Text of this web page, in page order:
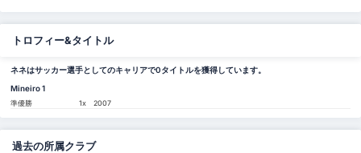
トロフィー&タイトル
ネネはサッカー選手としてのキャリアで0タイトルを獲得しています。
Mineiro 1
準優勝 1x 2007
過去の所属クラブ